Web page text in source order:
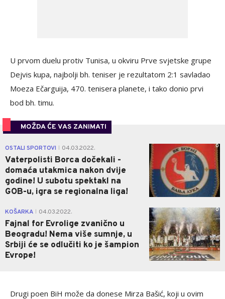
U prvom duelu protiv Tunisa, u okviru Prve svjetske grupe
Dejvis kupa, najbolji bh. teniser je rezultatom 2:1 savladao
Moeza Ečarguija, 470. tenisera planete, i tako donio prvi
bod bh. timu.
MOŽDA ĆE VAS ZANIMATI
OSTALI SPORTOVI 04.03.2022.
Vaterpolisti Borca dočekali -
domaća utakmica nakon dvije
godine! U subotu spektakl na
GOB-u, igra se regionalna liga!
0
KOŠARKA 04.03.2022.
Fajnal for Evrolige zvanično u
Beogradu! Nema više sumnje, u
Srbiji će se odlučiti ko je šampion
Evrope!
0
Drugi poen BiH može da donese Mirza Bašić, koji u ovim